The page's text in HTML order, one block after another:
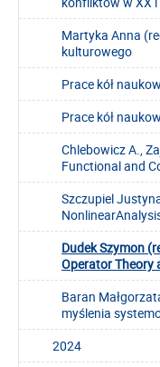
Martyka Anna
kulturowego
Prace kół
Prace kół
Chlebowicz A.,
Functional and
Szczupiel
Dudek Szymon
Operator Theory
Baran
myślenia
2024